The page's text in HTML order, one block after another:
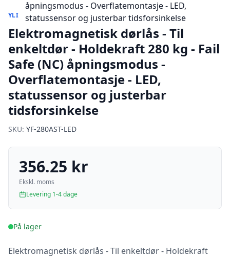
YLI
Elektromagnetisk dørlås - Til
enkeltdør - Holdekraft 280 kg - Fail
Safe (NC) åpningsmodus -
Overflatemontasje - LED,
statussensor og justerbar
tidsforsinkelse
SKU: YF-280AST-LED
356.25 kr
Ekskl. moms
Levering 1-4 dage
På lager
Elektromagnetisk dørlås - Til enkeltdør - Holdekraft